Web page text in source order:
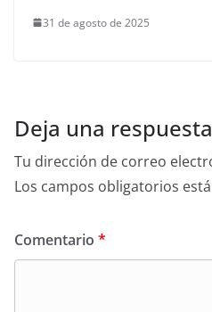
31 de agosto de 2025
Deja una respuesta
Tu dirección de correo
Los campos obligatorios
Comentario *